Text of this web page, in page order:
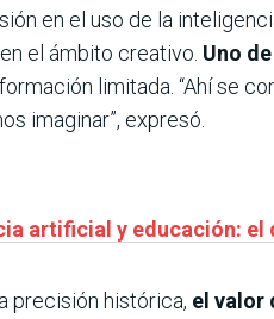
en el uso de la
el ámbito creativo. Uno
limitada. “Ahí se
imaginar”, expresó.
artificial y educación: el
precisión histórica, el valor